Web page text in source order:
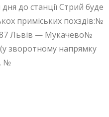
до станції Стрий буде
приміських похздів:№
Львів — Мукачево№
зворотному напрямку
№